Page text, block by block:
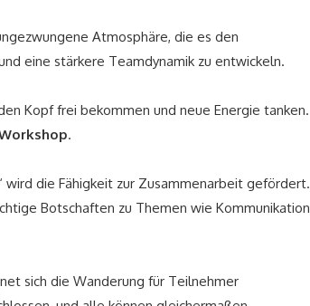
Atmosphäre, die es den
eine stärkere Teamdynamik zu entwickeln.
Kopf frei bekommen und neue Energie tanken.
.
die Fähigkeit zur Zusammenarbeit gefördert.
Botschaften zu Themen wie Kommunikation
sich die Wanderung für Teilnehmer